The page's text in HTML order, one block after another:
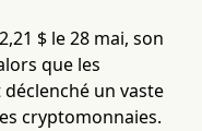
$ le 28 mai, son
que les
un vaste
cryptomonnaies.